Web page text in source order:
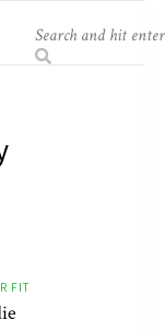
FIT